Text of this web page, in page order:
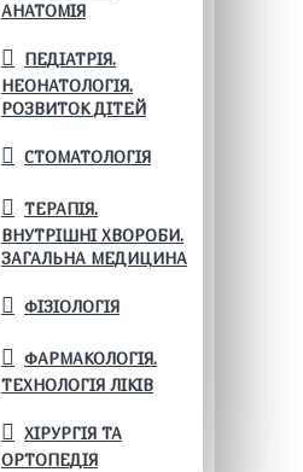
АНАТОМІЯ
ПЕДІАТРІЯ.
НЕОНАТОЛОГІЯ.
РОЗВИТОК ДІТЕЙ
СТОМАТОЛОГІЯ
ТЕРАПІЯ.
ВНУТРІШНІ ХВОРОБИ.
ЗАГАЛЬНА МЕДИЦИНА
ФІЗІОЛОГІЯ
ФАРМАКОЛОГІЯ.
ТЕХНОЛОГІЯ ЛІКІВ
ХІРУРГІЯ ТА
ОРТОПЕДІЯ